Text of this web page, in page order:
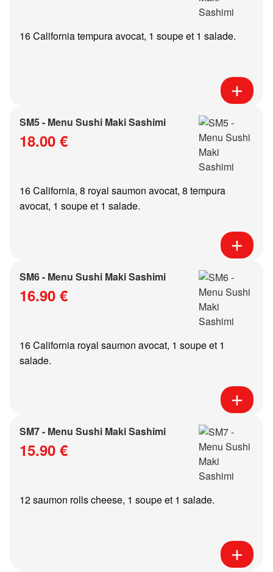
16 California tempura avocat, 1 soupe et 1 salade.
SM5 - Menu Sushi Maki Sashimi
18.00 €
16 California, 8 royal saumon avocat, 8 tempura
avocat, 1 soupe et 1 salade.
SM6 - Menu Sushi Maki Sashimi
16.90 €
16 California royal saumon avocat, 1 soupe et 1
salade.
SM7 - Menu Sushi Maki Sashimi
15.90 €
12 saumon rolls cheese, 1 soupe et 1 salade.